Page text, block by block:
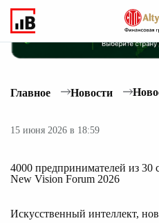
Главное Новости
15 июня 2026 в 18:59
4000 предпринимателей из 30
New Vision Forum 2026
Искусственный интеллект,